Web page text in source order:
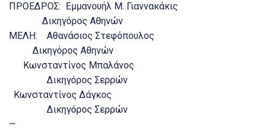
ΠΡΟΕΔΡΟΣ: Εμμανουήλ Μ. Γιαννακάκις
Δικηγόρος Αθηνών
ΜΕΛΗ: Αθανάσιος Στεφόπουλος
Δικηγόρος Αθηνών
Κωνσταντίνος Μπαλάνος
Δικηγόρος Σερρών
Κωνσταντίνος Δάγκος
Δικηγόρος Σερρών
—